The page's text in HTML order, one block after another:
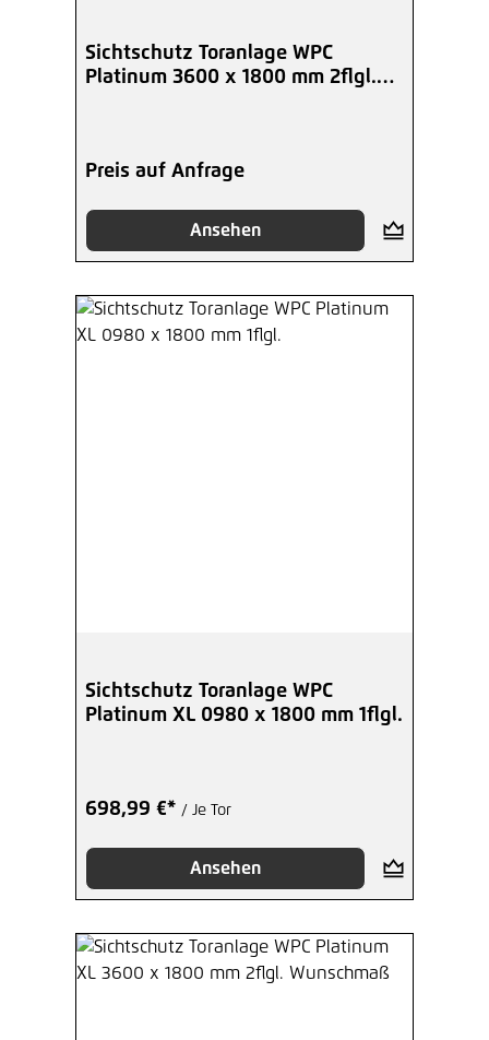
Sichtschutz Toranlage WPC
Platinum 3600 x 1800 mm 2flgl.
Preis auf Anfrage
Ansehen
Sichtschutz Toranlage WPC
Platinum XL 0980 x 1800 mm 1flgl.
698,99 €* / Je Tor
Ansehen